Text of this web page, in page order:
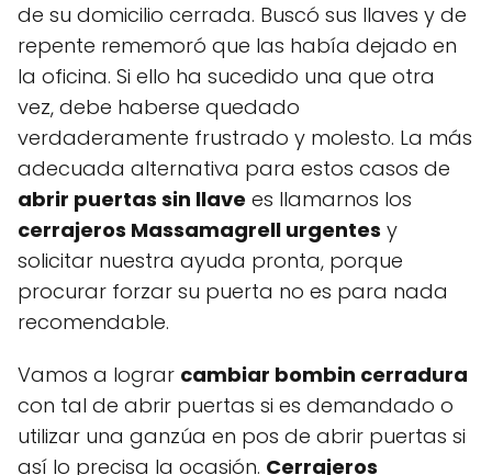
de su domicilio cerrada. Buscó sus llaves y de
repente rememoró que las había dejado en
la oficina. Si ello ha sucedido una que otra
vez, debe haberse quedado
verdaderamente frustrado y molesto. La más
adecuada alternativa para estos casos de
abrir puertas sin llave es llamarnos los
cerrajeros Massamagrell urgentes y
solicitar nuestra ayuda pronta, porque
procurar forzar su puerta no es para nada
recomendable.
Vamos a lograr cambiar bombin cerradura
con tal de abrir puertas si es demandado o
utilizar una ganzúa en pos de abrir puertas si
así lo precisa la ocasión. Cerrajeros